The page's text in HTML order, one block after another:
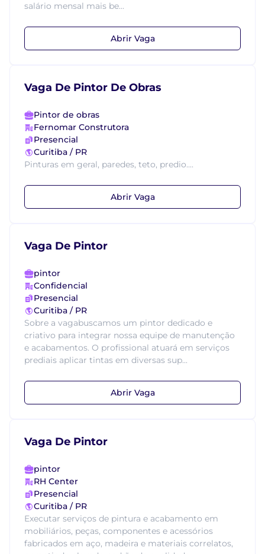
salário mensal mais be...
Abrir Vaga
Vaga De Pintor De Obras
Pintor de obras
Fernomar Construtora
Presencial
Curitiba / PR
Pinturas em geral, paredes, teto, predio....
Abrir Vaga
Vaga De Pintor
pintor
Confidencial
Presencial
Curitiba / PR
Sobre a vagabuscamos um pintor dedicado e
criativo para integrar nossa equipe de manutenção
e acabamentos. O profissional atuará em serviços
prediais aplicar tintas em diversas sup...
Abrir Vaga
Vaga De Pintor
pintor
RH Center
Presencial
Curitiba / PR
Executar serviços de pintura e acabamento em
mobiliários, peças, componentes e acessórios
fabricados em aço, madeira e materiais correlatos,